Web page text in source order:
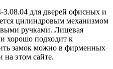
для дверей офисных и
цилиндровым механизмом
ручками. Лицевая
хорошо подходит к
замок можно в фирменных
на этом сайте.